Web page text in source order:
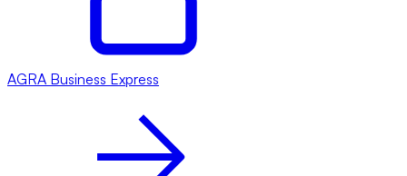
AGRA Business Express